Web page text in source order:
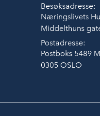
Besøksadresse:
Næringslivets
Middelthuns
Postadresse:
Postboks 5489
0305 OSLO